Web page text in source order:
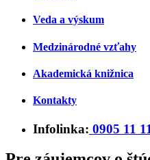
Veda a výskum
Medzinárodné vzťahy
Akademická knižnica
Kontakty
Infolinka: 0905 11